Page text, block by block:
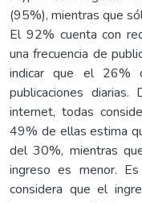
(95%), mientras que
El 92% cuenta con
una frecuencia de
indicar que el 26%
publicaciones
internet, todas
49% de ellas estima
del 30%, mientras
ingreso es menor.
considera que el